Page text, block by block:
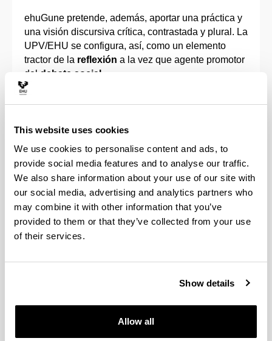
This website uses cookies
We use cookies to personalise content and ads, to
provide social media features and to analyse our traffic.
We also share information about your use of our site with
our social media, advertising and analytics partners who
may combine it with other information that you’ve
provided to them or that they’ve collected from your use
of their services.
Show details
Allow all
ehuGune pretende, además, aportar una práctica y
una visión discursiva crítica, contrastada y plural. La
UPV/EHU se configura, así, como un elemento
tractor de la reflexión a la vez que agente promotor
del debate social
Objetivos
En colaboración con la vicerrectora de relaciones
institucionales y de cultura diseñar y planificar
los ámbitos de actuación estratégicos (gestión de
la enseñanza, investigación y transferencia) para
promover el encuentro y el compromiso de la
EHU con la sociedad vasca, y cultivar así los
políticos de interés.
debate entre la comunidad universitaria y la